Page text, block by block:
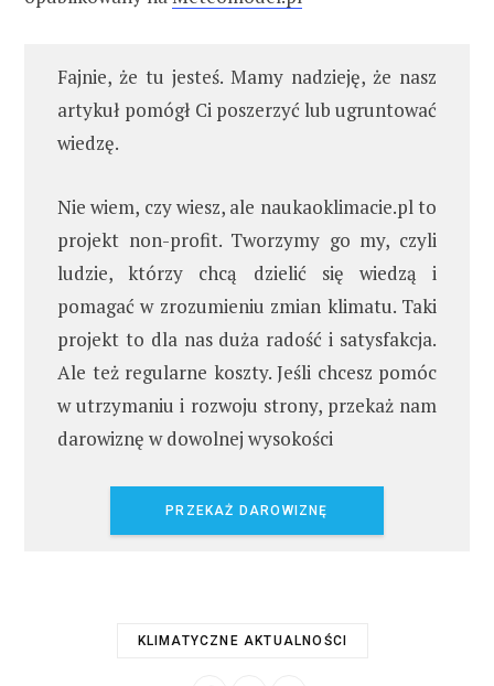
Fajnie, że tu jesteś. Mamy nadzieję, że nasz
artykuł pomógł Ci poszerzyć lub ugruntować
wiedzę.
Nie wiem, czy wiesz, ale naukaoklimacie.pl to
projekt non-profit. Tworzymy go my, czyli
ludzie, którzy chcą dzielić się wiedzą i
pomagać w zrozumieniu zmian klimatu. Taki
projekt to dla nas duża radość i satysfakcja.
Ale też regularne koszty. Jeśli chcesz pomóc
w utrzymaniu i rozwoju strony, przekaż nam
darowiznę w dowolnej wysokości
PRZEKAŻ DAROWIZNĘ
KLIMATYCZNE AKTUALNOŚCI